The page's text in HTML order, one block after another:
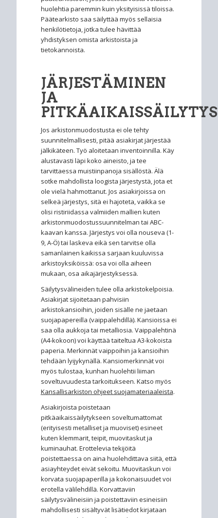
huolehtia paremmin kuin yksityisissä tiloissa.
Päätearkisto saa säilyttää myös sellaisia
henkilötietoja, jotka tulee hävittää
yhdistyksen omista arkistoista ja
tietokannoista.
JÄRJESTÄMINEN
JA
PITKÄAIKAISSÄILYTYS
Jos arkistonmuodostusta ei ole tehty
suunnitelmallisesti, pitää asiakirjat järjestää
jälkikäteen. Työ aloitetaan inventoinnilla. Käy
alustavasti läpi koko aineisto, ja tee
tarvittaessa muistiinpanoja sisällöstä. Älä
sotke mahdollista loogista järjestystä, jota et
ole vielä hahmottanut. Jos asiakirjoissa on
selkeä järjestys, sitä ei hajoteta, vaikka se
olisi ristiriidassa valmiiden mallien kuten
arkistonmuodostussuunnitelman tai ABC-
kaavan kanssa. Järjestys voi olla nouseva (1-
9, A-Ö) tai laskeva eikä sen tarvitse olla
samanlainen kaikissa sarjaan kuuluvissa
arkistoyksiköissä: osa voi olla aiheen
mukaan, osa aikajärjestyksessä.
Säilytysvälineiden tulee olla arkistokelpoisia.
Asiakirjat sijoitetaan pahvisiin
arkistokansioihin, joiden sisälle ne jaetaan
suojapapereilla (vaippalehdillä). Kansioissa ei
saa olla aukkoja tai metalliosia. Vaippalehtinä
(A4-kokoon) voi käyttää taiteltua A3-kokoista
paperia. Merkinnät vaippoihin ja kansioihin
tehdään lyijykynällä. Kansiomerkinnät voi
myös tulostaa, kunhan huolehtii liiman
soveltuvuudesta tarkoitukseen. Katso myös
Kansallisarkiston ohjeet suojamateriaaleista.
Asiakirjoista poistetaan
pitkäaikaissäilytykseen soveltumattomat
(erityisesti metalliset ja muoviset) esineet
kuten klemmarit, teipit, muovitaskut ja
kuminauhat. Erottelevia tekijöitä
poistettaessa on aina huolehdittava siitä, että
asiayhteydet eivät sekoitu. Muovitaskun voi
korvata suojapaperilla ja kokonaisuudet voi
erotella välilehdillä. Korvattaviin
säilytysvälineisiin ja poistettaviin esineisiin
mahdollisesti sisältyvät lisätiedot kirjataan